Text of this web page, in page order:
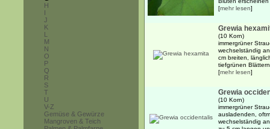
H
I
J
K
L
M
N
O
P
Q
R
S
T
U
V-Z
Gemüse & Gewürze
Mangroven & Teich
[mehr lesen]
Grewia
(10 Korn)
immergrüner
wechselständig
cm breiten,
tiefgrünen
[mehr lesen]
Grewia
(10 Korn)
immergrüner
ausladenden,
wechselständig